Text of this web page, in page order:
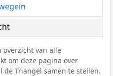
overzicht van alle
om deze pagina over
de Triangel samen te stellen.